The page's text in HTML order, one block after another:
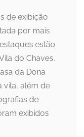
de exibição
por mais
estão
do Chaves,
da Dona
vila, além de
de
exibidos